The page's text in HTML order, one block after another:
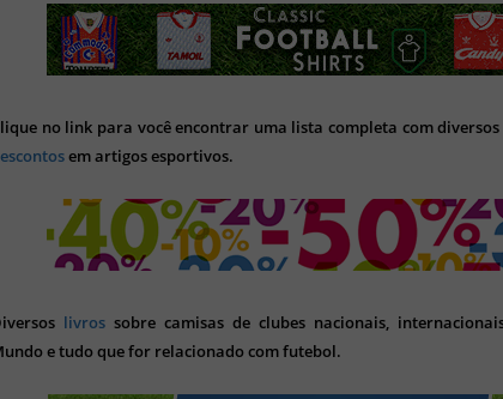
no link para você encontrar uma lista completa com
em artigos esportivos.
livros sobre camisas de clubes nacionais,
e tudo que for relacionado com futebol.